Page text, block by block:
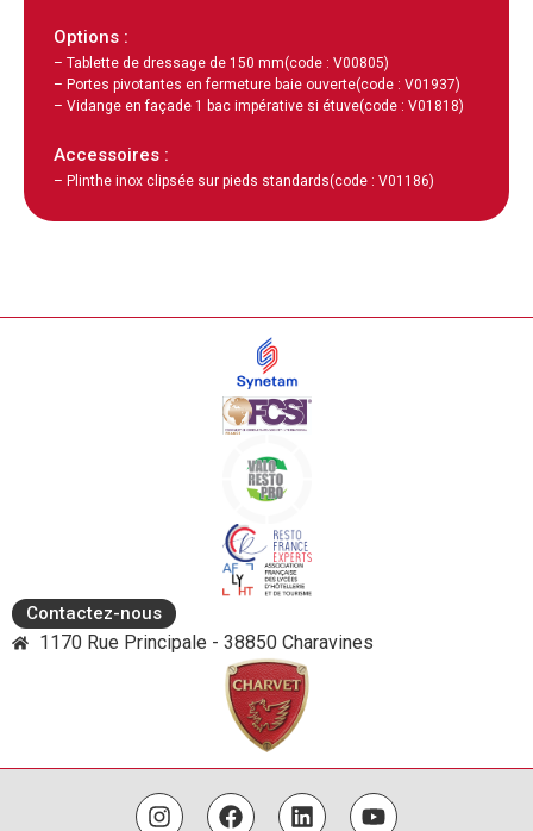
Options :
– Tablette de dressage de 150 mm(code : V00805)
– Portes pivotantes en fermeture baie ouverte(code : V01937)
– Vidange en façade 1 bac impérative si étuve(code : V01818)
Accessoires :
– Plinthe inox clipsée sur pieds standards(code : V01186)
Contactez-nous
1170 Rue Principale - 38850 Charavines